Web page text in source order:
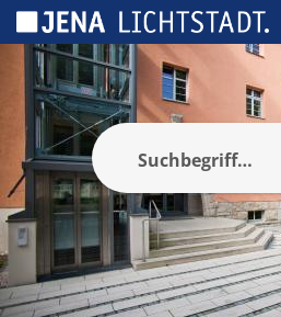
Cookie-Einstellungen